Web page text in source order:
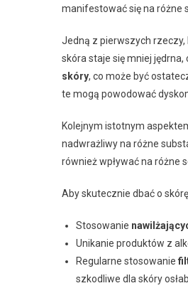
manifestować się na różne
Jedną z pierwszych
skóra staje się mniej
skóry, co może być
te mogą powodować
Kolejnym istotnym
nadwrażliwy na różne
również wpływać na różne
Aby skutecznie dbać o
Stosowanie
Unikanie produktów z
Regularne stosowanie
szkodliwe dla skóry